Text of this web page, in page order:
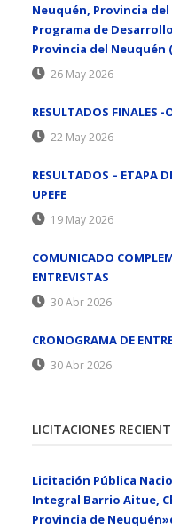
Neuquén, Provincia
Programa de
Provincia del Neuquén
26 May 2026
RESULTADOS FINALES -
22 May 2026
RESULTADOS – ETAPA
UPEFE
19 May 2026
COMUNICADO
ENTREVISTAS
30 Abr 2026
CRONOGRAMA DE
30 Abr 2026
LICITACIONES
Licitación Pública
Integral Barrio Aitue,
Provincia de